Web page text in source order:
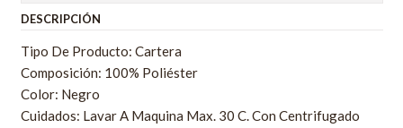
DESCRIPCIÓN
Tipo De Producto: Cartera
Composición: 100% Poliéster
Color: Negro
Cuidados: Lavar A Maquina Max. 30 C. Con Centrifugado